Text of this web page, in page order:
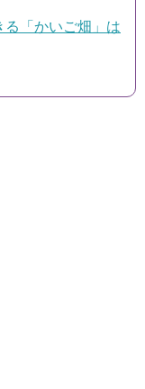
「かいご畑」は